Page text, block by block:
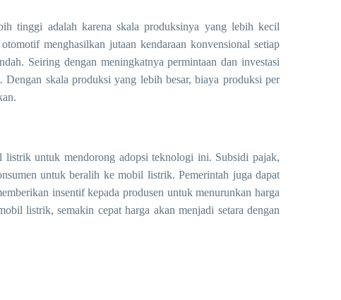
tinggi adalah karena skala produksinya yang lebih kecil
menghasilkan jutaan kendaraan konvensional setiap
Seiring dengan meningkatnya permintaan dan investasi
skala produksi yang lebih besar, biaya produksi per
untuk mendorong adopsi teknologi ini. Subsidi pajak,
untuk beralih ke mobil listrik. Pemerintah juga dapat
insentif kepada produsen untuk menurunkan harga
listrik, semakin cepat harga akan menjadi setara dengan